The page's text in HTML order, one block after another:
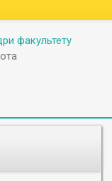
факультету